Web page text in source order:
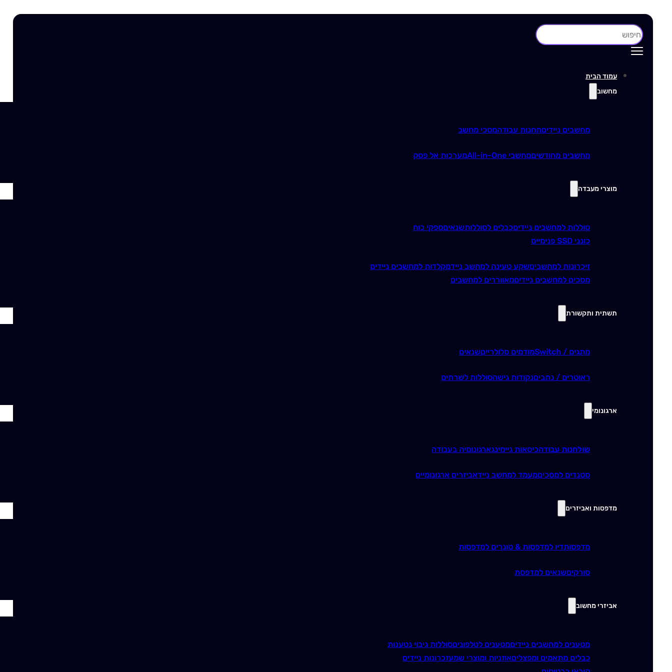
חיפוש
עמוד הבית
מחשוב
מחשבים ניידיםתחנות עבודהמסכי מחשב
מחשבים מחודשיםמחשבי All-in-One מערכות אל פסק
מוצרי מעבדה
סוללות למחשבים ניידיםכבלים לסוללותשנאיםספקי כוח
כונני SSD פנימיים
זיכרונות למחשביםשקע טעינה למחשב ניידמקלדות למחשבים ניידים
מסכים למחשבים ניידיםמאווררים למחשבים
תשתית ותקשורת
מתגים / Switch מודמים סלולרייםשנאים
ראוטרים / נתביםנקודות גישהסוללות לשרתים
ארגונומי
שולחנות עבודהכיסאות גיימינגארגונומיה בעבודה
סטנדים למסכיםמעמד למחשב ניידאביזרים ארגונומיים
מדפסות ואביזרים
מדפסותדיו למדפסות & טונרים למדפסות
סורקיםשנאים למדפסת
אביזרי מחשוב
מטענים למחשבים ניידיםמטענים לטלפוניםסוללות גיבוי נטענות
כבלים מתאמים ומפצליםאוזניות ומוצרי שמעזכרונות ניידים